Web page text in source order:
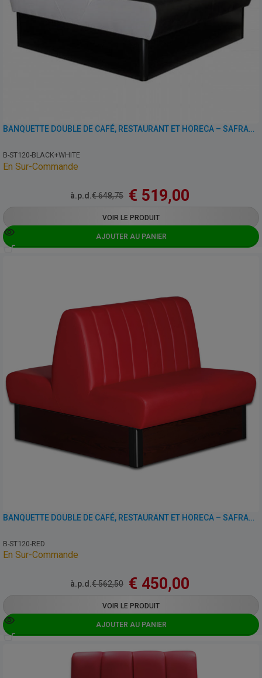
BANQUETTE DOUBLE DE CAFÉ, RESTAURANT ET HORECA – SAFRAN – SIMILI CUIR
B-ST120-BLACK+WHITE
En Sur-Commande
à.p.d.€648,75 € 519,00
VOIR LE PRODUIT
AJOUTER AU PANIER
BANQUETTE DOUBLE DE CAFÉ, RESTAURANT ET HORECA – SAFRAN – SIMILI CUIR
B-ST120-RED
En Sur-Commande
à.p.d.€562,50 € 450,00
VOIR LE PRODUIT
AJOUTER AU PANIER